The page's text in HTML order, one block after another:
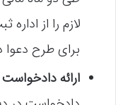
طی دو ماه
لازم را از
برای طرح دعوا
ارائه دادخواست